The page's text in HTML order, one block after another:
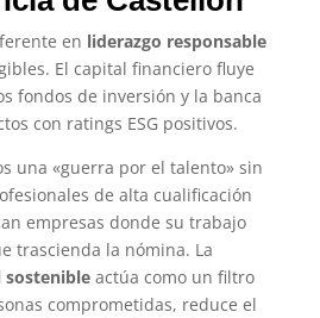
en liderazgo responsable
El capital financiero fluye
fondos de inversión y la banca
con ratings ESG positivos.
una «guerra por el talento» sin
de alta cualificación
empresas donde su trabajo
trascienda la nómina. La
sostenibleactúa como un filtro
comprometidas, reduce el